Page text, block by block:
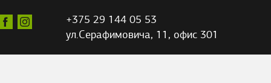
+375 29 144 05 53
ул.Серафимовича, 11, офис 301